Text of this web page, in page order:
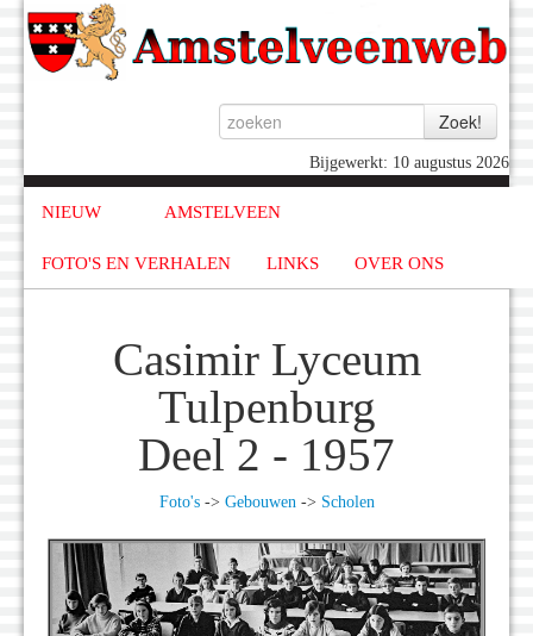
Bijgewerkt: 10 augustus 2026
NIEUW AMSTELVEEN
FOTO'S EN VERHALEN LINKS OVER ONS
Casimir Lyceum
Tulpenburg
Deel 2 - 1957
Foto's-> Gebouwen-> Scholen